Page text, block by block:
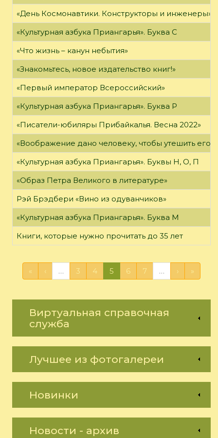
«День Космонавтики. Конструкторы и инженеры»
«Культурная азбука Приангарья». Буква С
«Что жизнь – канун небытия»
«Знакомьтесь, новое издательство книг!»
«Первый император Всероссийский»
«Культурная азбука Приангарья». Буква Р
«Писатели-юбиляры Прибайкалья. Весна 2022»
«Воображение дано человеку, чтобы утешить его
«Культурная азбука Приангарья». Буквы Н, О, П
«Образ Петра Великого в литературе»
Рэй Брэдбери «Вино из одуванчиков»
«Культурная азбука Приангарья». Буква М
Книги, которые нужно прочитать до 35 лет
« ‹ … 3 4 5 6 7 … › »
Виртуальная справочная
служба
Лучшее из фотогалереи
Новинки
Новости - архив